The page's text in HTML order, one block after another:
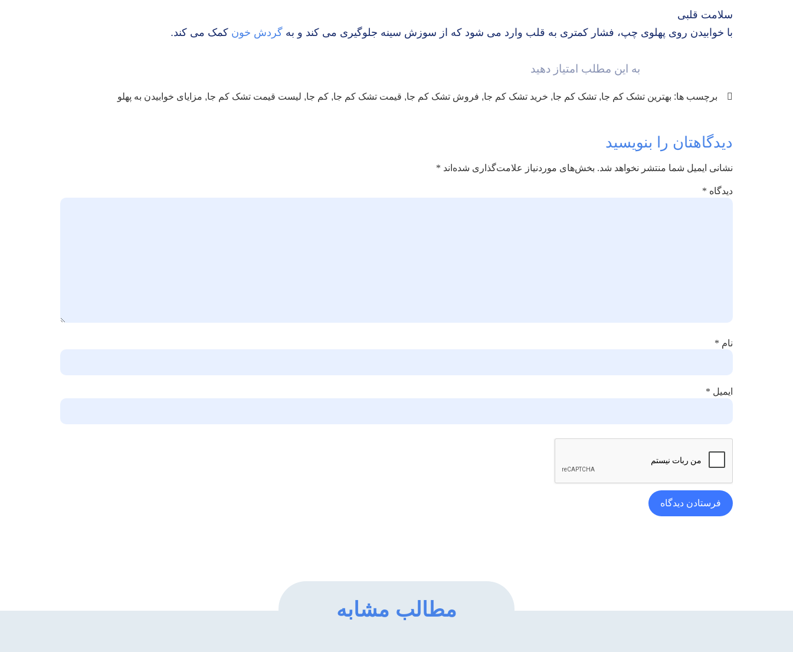
سلامت قلبی
با خوابیدن روی پهلوی چپ، فشار کمتری به قلب وارد می شود که از سوزش سینه جلوگیری می کند و به گردش خون کمک می کند.
به این مطلب امتیاز دهید
برچسب ها: بهترین تشک کم جا, تشک کم جا, خرید تشک کم جا, فروش تشک کم جا, قیمت تشک کم جا, کم جا, لیست قیمت تشک کم جا, مزایای خوابیدن به پهلو
دیدگاهتان را بنویسید
نشانی ایمیل شما منتشر نخواهد شد. بخش‌های موردنیاز علامت‌گذاری شده‌اند *
دیدگاه *
نام *
ایمیل *
مطالب مشابه